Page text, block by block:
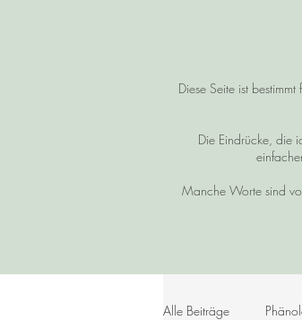
Diese Seite ist
Die Eindrücke, die
Manche Worte sind
Alle Beiträge